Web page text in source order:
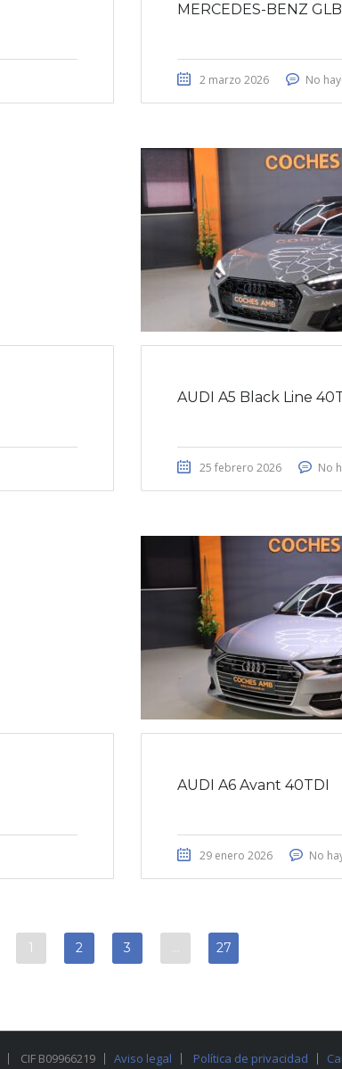
MERCEDES-BENZ
2 marzo 2026 No
AUDI A5 Black Line
25 febrero 2026 No
AUDI A6 Avant 40TDI
29 enero 2026 No
1 2 3 … 27
CIF B09966219 Aviso legal Política de privacidad